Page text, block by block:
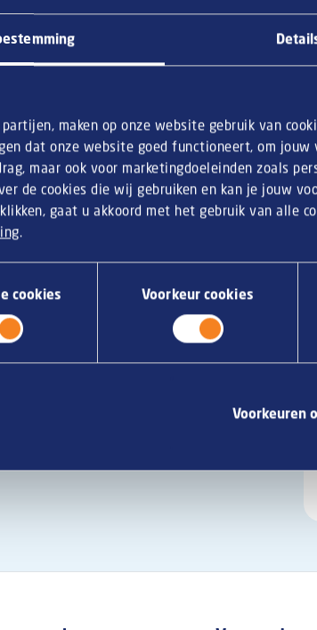
maken op onze website gebruik van
dat onze website goed functioneert, om
maar ook voor marketingdoeleinden zoals
de cookies die wij gebruiken en kan je jouw
gaat u akkoord met het gebruik van alle
.
cookies
Voorkeur cookies
Voorkeuren
de vorm van de legendarische kaassoufflés,
tijdens het bestellen van een portie